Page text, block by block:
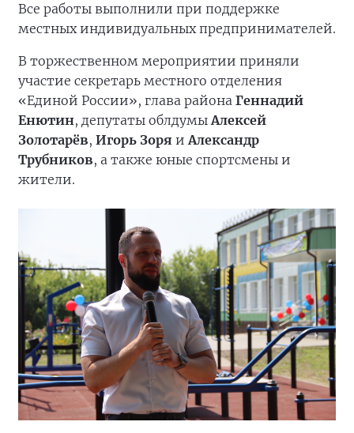
Все работы выполнили при поддержке
местных индивидуальных предпринимателей.
В торжественном мероприятии приняли
участие секретарь местного отделения
«Единой России», глава района Геннадий
Енютин, депутаты облдумыАлексей
Золотарёв, Игорь Зоря иАлександр
Трубников, а также юные спортсмены и
жители.